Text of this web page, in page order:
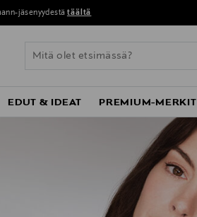
jäsenyydestä täältä
EDUT & IDEAT PREMIUM-MERKIT